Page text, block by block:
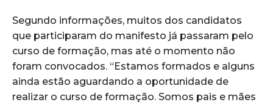
Segundo informações, muitos dos candidatos
que participaram do manifesto já passaram pelo
curso de formação, mas até o momento não
foram convocados. “Estamos formados e alguns
ainda estão aguardando a oportunidade de
realizar o curso de formação. Somos pais e mães